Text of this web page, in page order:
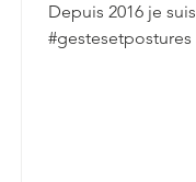
Depuis 2016 je suis
#gestesetpostures